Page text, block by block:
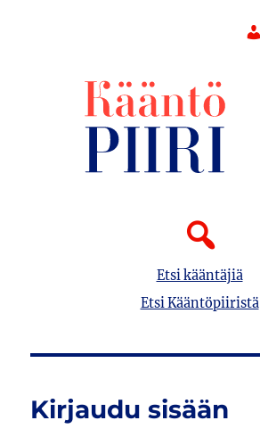
Etsi kääntäjiä
Etsi Kääntöpiiristä
Kirjaudu sisään